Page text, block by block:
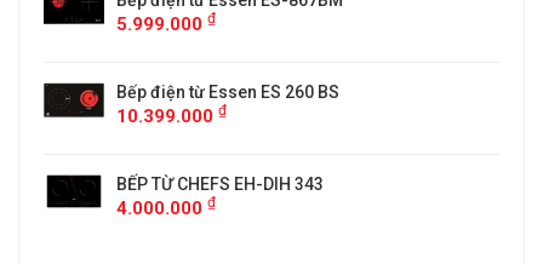
5.999.000 ₫
Bếp điện từ Essen ES 260 BS
10.399.000 ₫
BẾP TỪ CHEFS EH-DIH 343
4.000.000 ₫